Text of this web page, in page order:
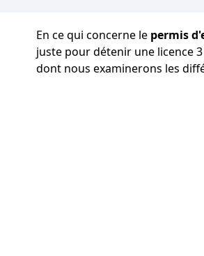
En ce qui concerne le permis
juste pour détenir une licence
dont nous examinerons les